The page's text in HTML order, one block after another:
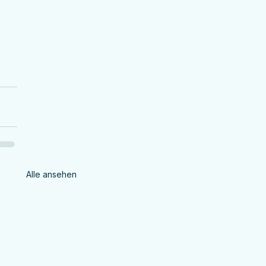
Alle ansehen